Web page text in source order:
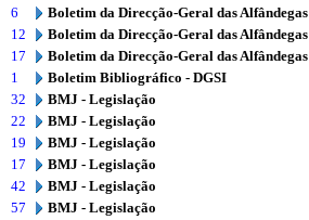
6
Boletim da Direcção-Geral das Alfândegas
12
Boletim da Direcção-Geral das Alfândegas
17
Boletim da Direcção-Geral das Alfândegas
1
Boletim Bibliográfico - DGSI
32
BMJ - Legislação
22
BMJ - Legislação
19
BMJ - Legislação
17
BMJ - Legislação
42
BMJ - Legislação
57
BMJ - Legislação